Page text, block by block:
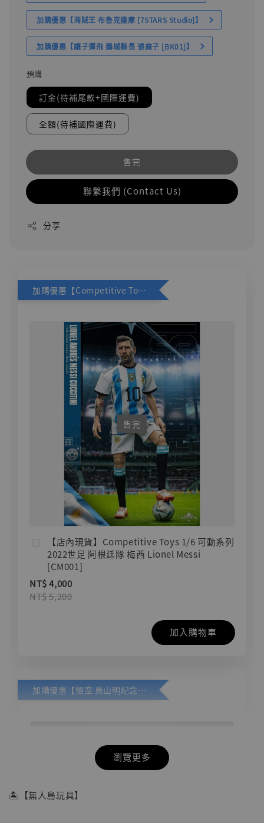
加購優惠【海賊王 布魯克達摩 [7STARS Studio]】
加購優惠【讓子彈飛 鵝城縣長 張麻子 [BK01]】
預購
訂金(待補尾款+國際運費)
全額(待補國際運費)
售完
聯繫我們 (Contact Us)
分享
加購優惠【Competitive Toys 梅西 [CM001]】
售完
【店內現貨】Competitive Toys 1/6 可動系列
2022世足 阿根廷隊 梅西 Lionel Messi
[CM001]
NT$ 4,000
NT$ 5,200
加入購物車
加購優惠【悟空 鳥山明紀念款 [奇蹟工作室]】
瀏覽更多
🏝【無人島玩具】